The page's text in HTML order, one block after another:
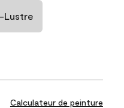
Lustre
Calculateur de peinture